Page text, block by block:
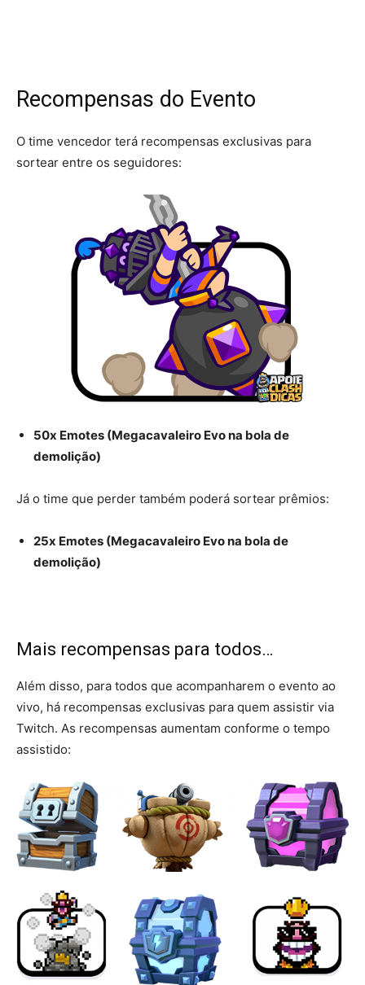
Recompensas do Evento
O time vencedor terá recompensas exclusivas para
sortear entre os seguidores:
50x Emotes (Megacavaleiro Evo na bola de
demolição)
Já o time que perder também poderá sortear prêmios:
25x Emotes (Megacavaleiro Evo na bola de
demolição)
Mais recompensas para todos…
Além disso, para todos que acompanharem o evento ao
vivo, há recompensas exclusivas para quem assistir via
Twitch. As recompensas aumentam conforme o tempo
assistido: